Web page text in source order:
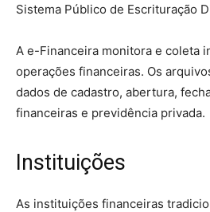
Sistema Público de Escrituração
A e-Financeira monitora e coleta
operações financeiras. Os
dados de cadastro, abertura,
financeiras e previdência privada.
Instituições
As instituições financeiras